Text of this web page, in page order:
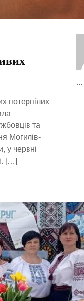
потерпілих
та
Могилів-
у червні
[…]
...